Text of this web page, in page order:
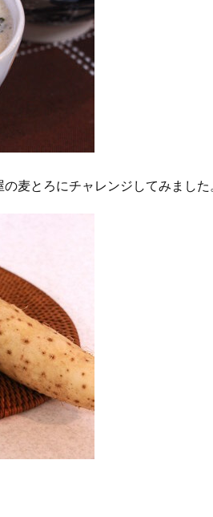
麦とろにチャレンジしてみました